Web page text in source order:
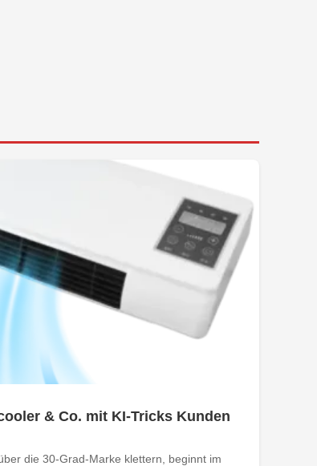
& Co. mit KI-Tricks Kunden
die 30-Grad-Marke klettern, beginnt im